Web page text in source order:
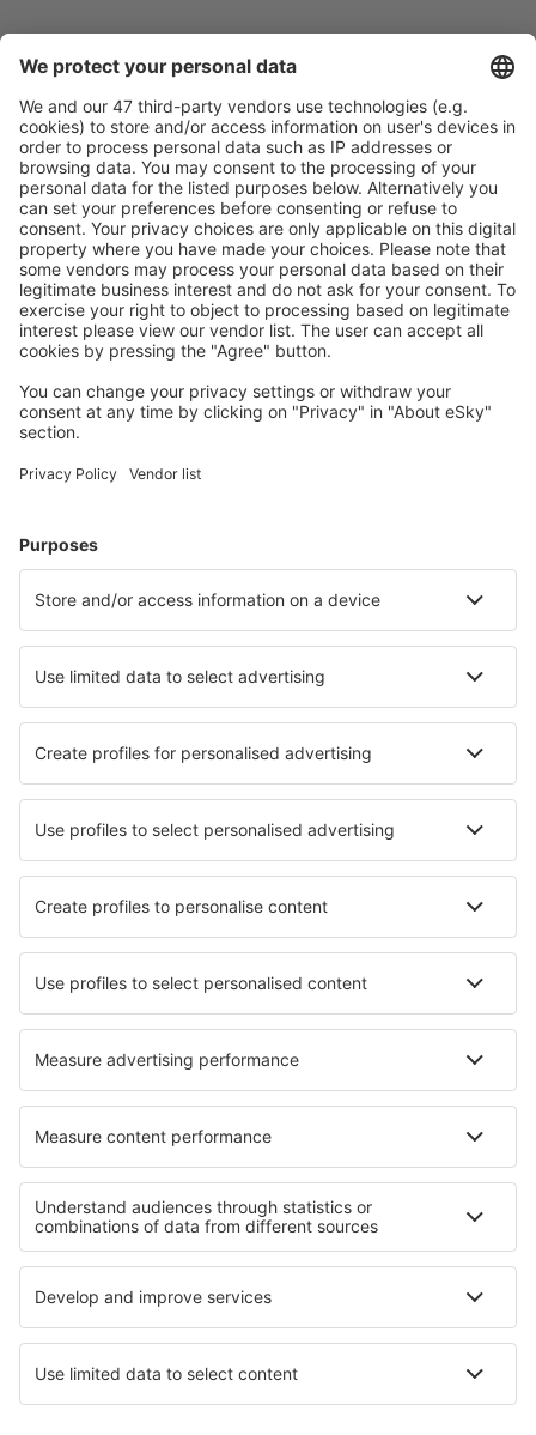
Caută rapid şi uşor
Ofertă adaptată aşteptărilor tale.
Planifică ȋn siguranţă
Rezervare fără griji cu opțiune gratuită de anulare.
Economiseşte mai mult
Prețuri atractive și oferte speciale pentru utilizatorii
conectați.
Cazarea preferată
apartamente și altele.
Cele mai căutate hoteluri de către utilizatorii eSky
Hoteluri în Noua Zeelandă - Orașe populare
Hoteluri în Taupo Hoteluri în Christchurch
Hoteluri în Queenstown Hoteluri în Auckland
Hoteluri în Masterton Hoteluri în Haumoana
Hoteluri în Warkworth Hoteluri în Waitati
Cele mai bune hoteluri - orașe
Hoteluri în Flayosc Hoteluri în Amorbach
Hoteluri în Scardovari Hoteluri în Chełchy
Hoteluri în Staatz Hoteluri în Lignairolles
Hoteluri în Enns Hoteluri Moclin
Cele mai bune hoteluri - regiuni
Hoteluri in Paphos Region
Hoteluri in Kłodzko Valley Hoteluri in Western Rhodopes